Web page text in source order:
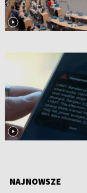
NAJNOWSZE